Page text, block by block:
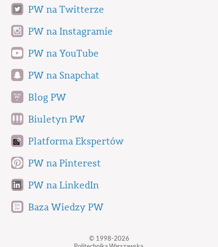
PW na Twitterze
PW na Instagramie
PW na YouTube
PW na Snapchat
Blog PW
Biuletyn PW
Platforma Ekspertów
PW na Pinterest
PW na LinkedIn
Baza Wiedzy PW
© 1998-2026